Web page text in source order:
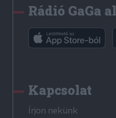
Rádió GaGa
Kapcsolat
Írjon nekünk